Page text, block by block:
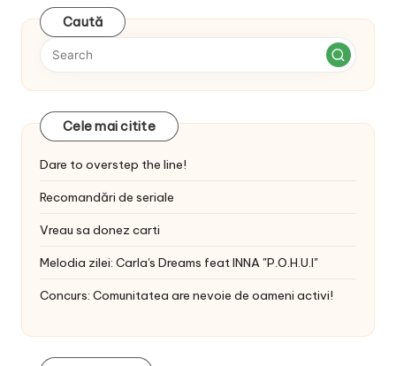
Caută
Cele mai citite
Dare to overstep the line!
Recomandări de seriale
Vreau sa donez carti
Melodia zilei: Carla's Dreams feat INNA "P.O.H.U.I"
Concurs: Comunitatea are nevoie de oameni activi!